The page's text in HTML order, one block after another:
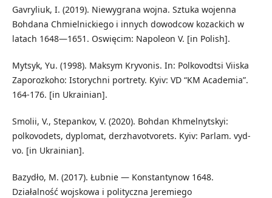
Gavryliuk, I. (2019). Niewygrana wojna. Sztuka wojenna
Bohdana Chmielnickiego i innych dowodcow kozackich w
latach 1648—1651. Oswięcim: Napoleon V. [in Polish].
Mytsyk, Yu. (1998). Maksym Kryvonis. In: Polkovodtsi Viiska
Zaporozkoho: Istorychni portrety. Kyiv: VD “KM Academia”.
164-176. [in Ukrainian].
Smolii, V., Stepankov, V. (2020). Bohdan Khmelnytskyi:
polkovodets, dyplomat, derzhavotvorets. Kyiv: Parlam. vyd-
vo. [in Ukrainian].
Bazydło, M. (2017). Łubnie — Konstantynow 1648.
Działalność wojskowa i polityczna Jeremiego